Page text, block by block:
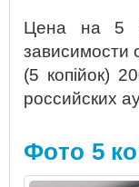
Цена на 5
зависимости
(5 копійок)
российских
Фото 5